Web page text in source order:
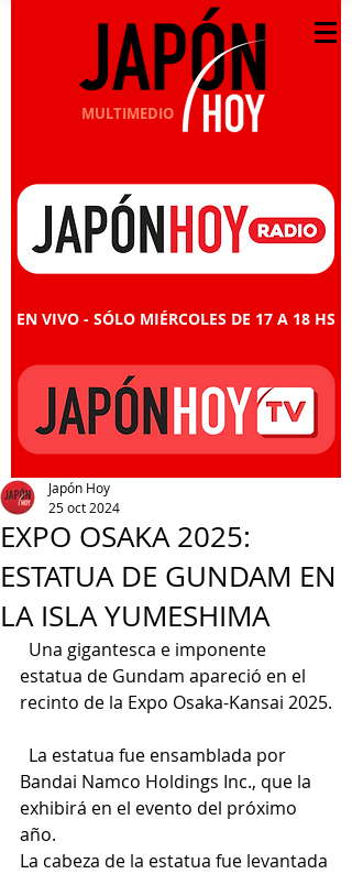
MULTIMEDIO
EN VIVO - SÓLO MIÉRCOLES DE 17 A 18 HS
EXPO OSAKA 2025:
ESTATUA DE GUNDAM EN
LA ISLA YUMESHIMA
Japón Hoy
25 oct 2024
Una gigantesca e imponente
estatua de Gundam apareció en el
recinto de la Expo Osaka-Kansai 2025.
La estatua fue ensamblada por
Bandai Namco Holdings Inc., que la
exhibirá en el evento del próximo
año.
La cabeza de la estatua fue levantada